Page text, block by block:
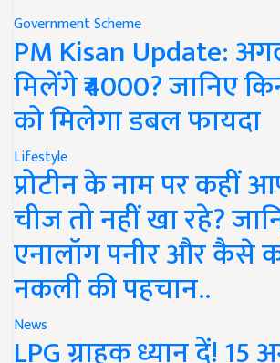
Government Scheme
PM Kisan Update:
मिलेंगे ₹4000? जानिए
को मिलेगा डबल फायदा
Lifestyle
प्रोटीन के नाम पर कहीं
चीज तो नहीं खा रहे?
एनालॉग पनीर और कैसे
नकली की पहचान..
News
LPG ग्राहक ध्यान दें! 15